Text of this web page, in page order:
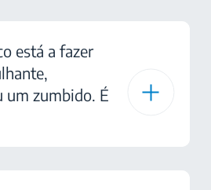
está a fazer
um zumbido. É